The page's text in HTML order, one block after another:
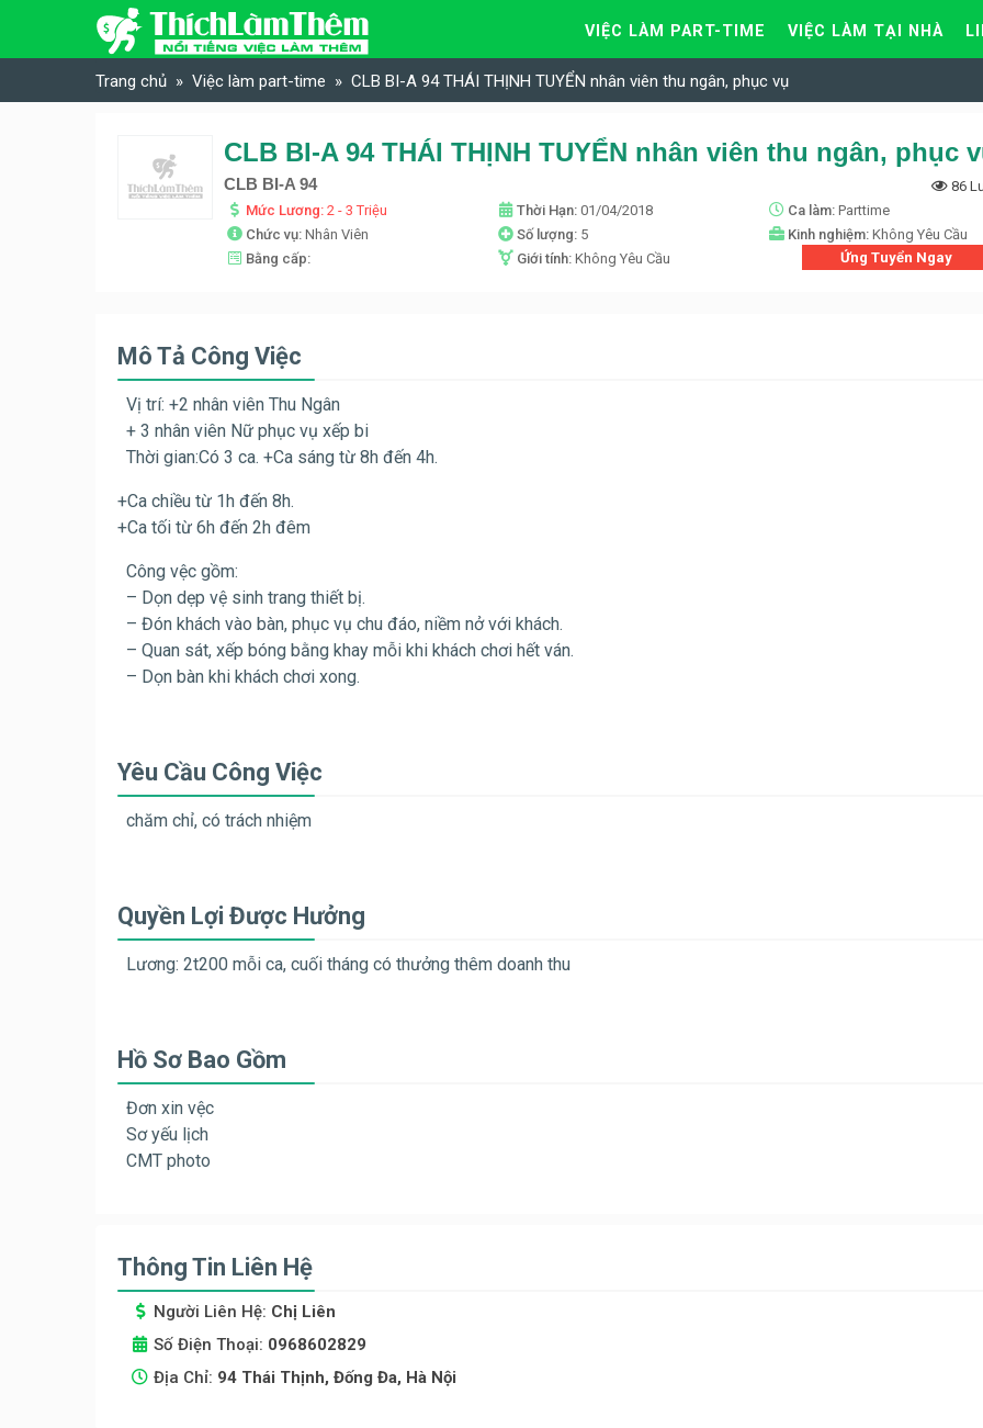
Skip to content
VIỆC LÀM PART-TIME VIỆC LÀM TẠI NHÀ
Trang chủ Việc làm part-time CLB BI-A 94 THÁI THỊNH TUYỂN nhân viên thu ngân, phục vụ
CLB BI-A 94 THÁI THỊNH TUYỂN nhân viên thu ngân, phục
CLB BI-A 94
86
Mức Lương: 2 - 3 Triệu Thời Hạn: 01/04/2018 Ca làm: Parttime
Chức vụ: Nhân Viên Số lượng: 5 Kinh nghiệm: Không Yêu Cầu
Bằng cấp:
Giới tính: Không Yêu Cầu Ứng Tuyển Ngay
Mô Tả Công Việc
Vị trí: +2 nhân viên Thu Ngân
+ 3 nhân viên Nữ phục vụ xếp bi
Thời gian:Có 3 ca. +Ca sáng từ 8h đến 4h.
+Ca chiều từ 1h đến 8h.
+Ca tối từ 6h đến 2h đêm
Công vệc gồm:
– Dọn dẹp vệ sinh trang thiết bị.
– Đón khách vào bàn, phục vụ chu đáo, niềm nở với khách.
– Quan sát, xếp bóng bằng khay mỗi khi khách chơi hết ván.
– Dọn bàn khi khách chơi xong.
Yêu Cầu Công Việc
chăm chỉ, có trách nhiệm
Quyền Lợi Được Hưởng
Lương: 2t200 mỗi ca, cuối tháng có thưởng thêm doanh thu
Hồ Sơ Bao Gồm
Đơn xin vệc
Sơ yếu lịch
CMT photo
Thông Tin Liên Hệ
Người Liên Hệ: Chị Liên
Số Điện Thoại: 0968602829
Địa Chỉ: 94 Thái Thịnh, Đống Đa, Hà Nội